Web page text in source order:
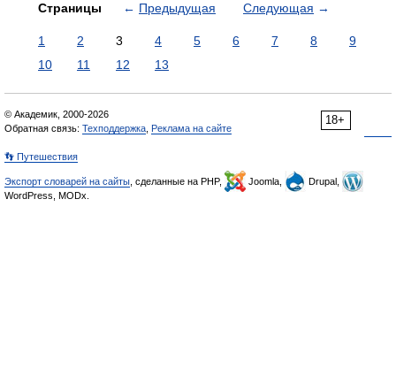
Страницы ← Предыдущая Следующая →
1 2 3 4 5 6 7 8
9
10
11 12 13
18+
© Академик, 2000-2026
Обратная связь: Техподдержка Реклама на сайте
👣 Путешествия
Экспорт словарей на сайты , сделанные на PHP, Joomla,
Drupal,
WordPress, MODx.